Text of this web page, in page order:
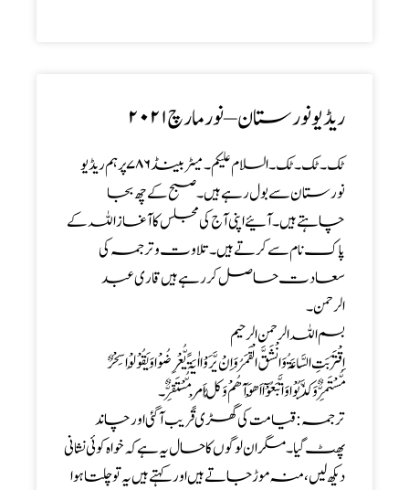
ریڈیو نورستان – نور مارچ ۲۰۲۱
ٹک ۔ ٹک ۔ٹک۔ السلام علیکم ۔ میٹر بینڈ ۷۸۶ پر ہم ریڈیو
نورستان سے بول رہے ہیں ۔ صبح کے چھ بجا
چاہتے ہیں ۔ آئیے اپنی آج کی مجلس کا آغاز اللہ کے
پاک نام سے کرتے ہیں ۔ تلاوت و ترجمہ کی
سعادت حاصل کر رہے ہیں قاری عبد
الرحمن۔
بسم اللہ الرحمن الرحیم
اِقْتَرَبَتِ السَّاعَۃُ وَانْشَقَّ الْقَمَرُوَاِنْ یَّرَوْا اٰیَۃً یُّعْرِضُوْا وَ یَقُوْلُوْا سِحْرٌ
مُّسْتَمِرٌّوَکَذَّبُوْا وَ ا تَّبَعُوْٓا اَھْوَآ ھُمْ وَکُلُّ اَمْرٍ مُّسْتَقِرٌّ۔
ترجمہ: قیامت کی گھڑی قریب آگئی اور چاند
پھٹ گیا ۔ مگر ان لوگوں کا حال یہ ہے کہ خواہ کوئی نشانی
دیکھ لیں ، منہ موڑ جاتے ہیں اور کہتے ہیں یہ تو چلتا ہوا